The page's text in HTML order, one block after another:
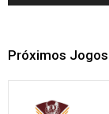
Próximos Jogos